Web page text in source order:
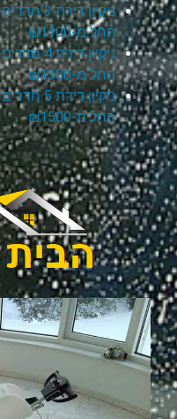
ניקיון דירת 3 חדרים
החל מ-₪1100
ניקיון דירת 4 חדרים
החל מ-₪1300
ניקיון דירת 5 חדרים
החל מ-₪1500